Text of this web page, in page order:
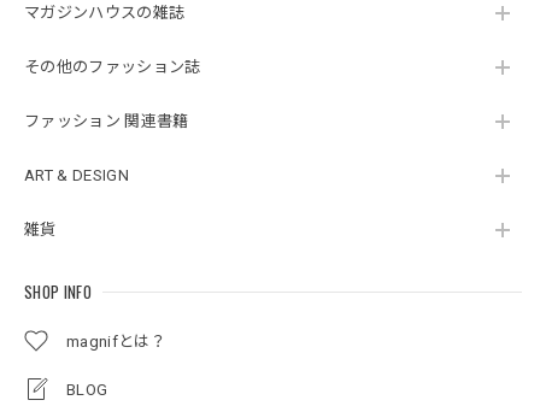
マガジンハウスの雑誌
その他のファッション誌
ファッション 関連書籍
ART & DESIGN
雑貨
SHOP INFO
magnifとは？
BLOG